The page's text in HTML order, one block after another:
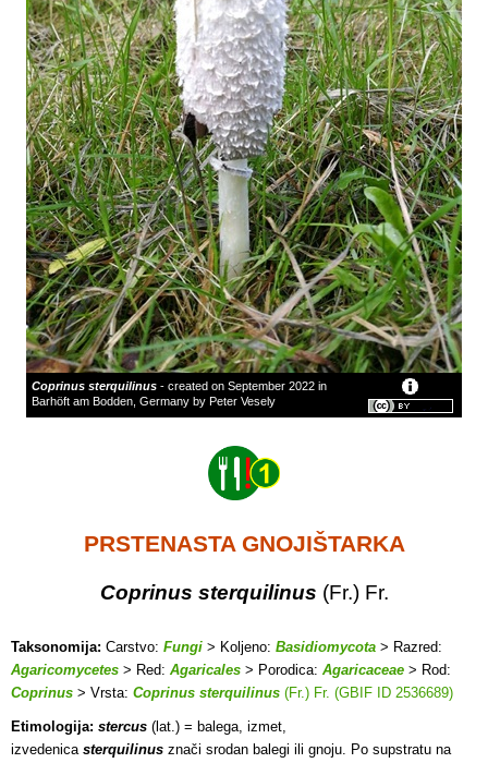
Coprinus sterquilinus - created on September 2022 in
Barhöft am Bodden, Germany by Peter Vesely
PRSTENASTA GNOJIŠTARKA
Coprinus sterquilinus (Fr.) Fr.
Taksonomija: Carstvo: Fungi > Koljeno: Basidiomycota > Razred:
Agaricomycetes > Red: Agaricales > Porodica: Agaricaceae > Rod:
Coprinus > Vrsta: Coprinus sterquilinus (Fr.) Fr. (GBIF ID 2536689)
Etimologija: stercus (lat.) = balega, izmet,
izvedenica sterquilinus znači srodan balegi ili gnoju. Po supstratu na